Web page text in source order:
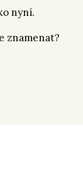
nyní.
znamenat?